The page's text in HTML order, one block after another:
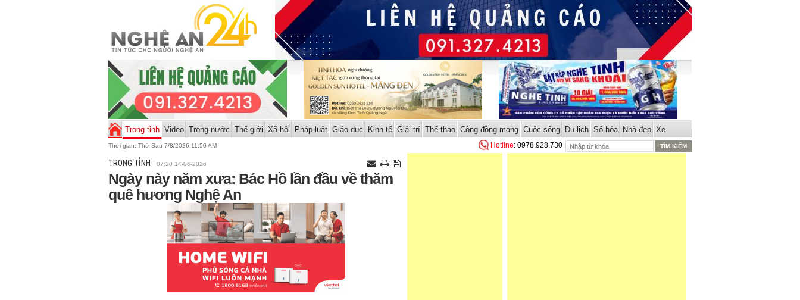
Trong tỉnh Video Trong nước Thế giới Xã hội Pháp luật Giáo dục Kinh tế Giải trí Thể thao Cộng đồng mạng Cuộc sống Du lịch Số hóa Nhà đẹp Xe
Thời gian: Thứ Sáu 7/8/2026 11:50 AM Hotline: 0978.928.730
TRONG TỈNH 07:20 14-06-2026
Ngày này năm xưa: Bác Hồ lần đầu về thăm
quê hương Nghệ An